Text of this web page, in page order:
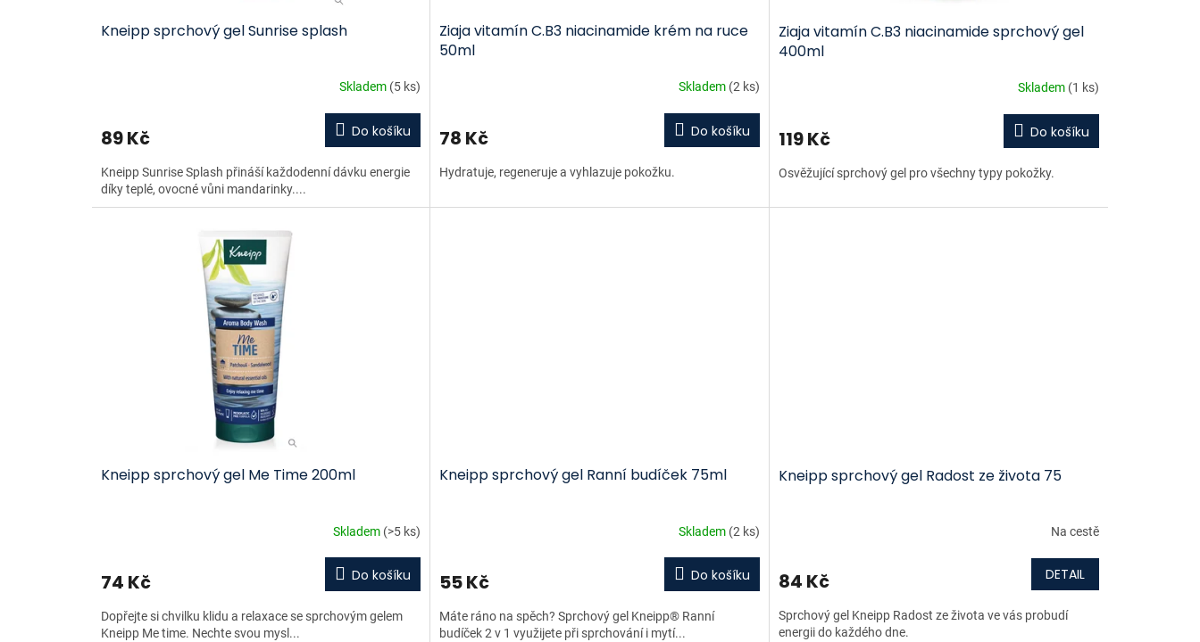
Kneipp sprchový gel Sunrise splash
Skladem (5 ks)
89 Kč Do košíku
Kneipp Sunrise Splash přináší každodenní dávku energie
díky teplé, ovocné vůni mandarinky....
Ziaja vitamín C.B3 niacinamide krém na ruce
50ml
Skladem (2 ks)
78 Kč Do košíku
Hydratuje, regeneruje a vyhlazuje pokožku.
Ziaja vitamín C.B3 niacinamide sprchový gel
400ml
Skladem (1 ks)
119 Kč Do košíku
Osvěžující sprchový gel pro všechny typy pokožky.
Kneipp sprchový gel Me Time 200ml
Skladem (>5 ks)
74 Kč Do košíku
Dopřejte si chvilku klidu a relaxace se sprchovým gelem
Kneipp Me time. Nechte svou mysl...
Kneipp sprchový gel Ranní budíček 75ml
Skladem (2 ks)
55 Kč Do košíku
Máte ráno na spěch? Sprchový gel Kneipp® Ranní
budíček 2 v 1 využijete při sprchování i mytí...
Kneipp sprchový gel Radost ze života 75
Na cestě
84 Kč DETAIL
Sprchový gel Kneipp Radost ze života ve vás probudí
energii do každého dne.